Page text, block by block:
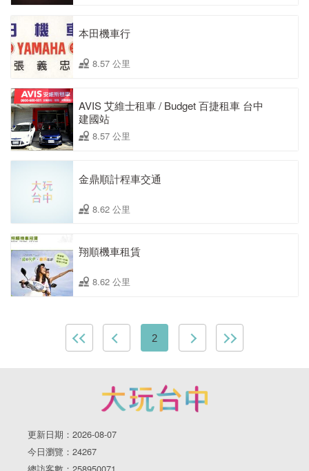
本田機車行
8.57 公里
AVIS 艾維士租車 / Budget 百捷租車 台中
建國站
8.57 公里
金鼎順計程車交通
8.62 公里
翔順機車租賃
8.62 公里
2
更新日期：2026-08-07
今日瀏覽：24267